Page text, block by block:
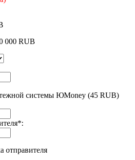
000 RUB
системы ЮMoney (45 RUB)
*:
отправителя